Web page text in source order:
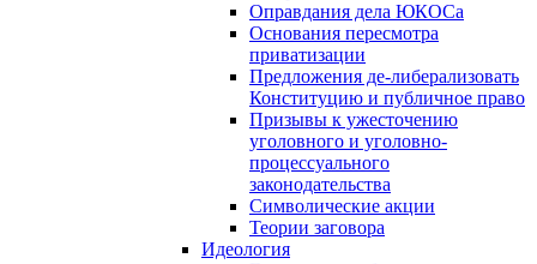
Оправдания дела ЮКОСа
Основания пересмотра
приватизации
Предложения де-либерализовать
Конституцию и публичное право
Призывы к ужесточению
уголовного и уголовно-
процессуального
законодательства
Символические акции
Теории заговора
Идеология